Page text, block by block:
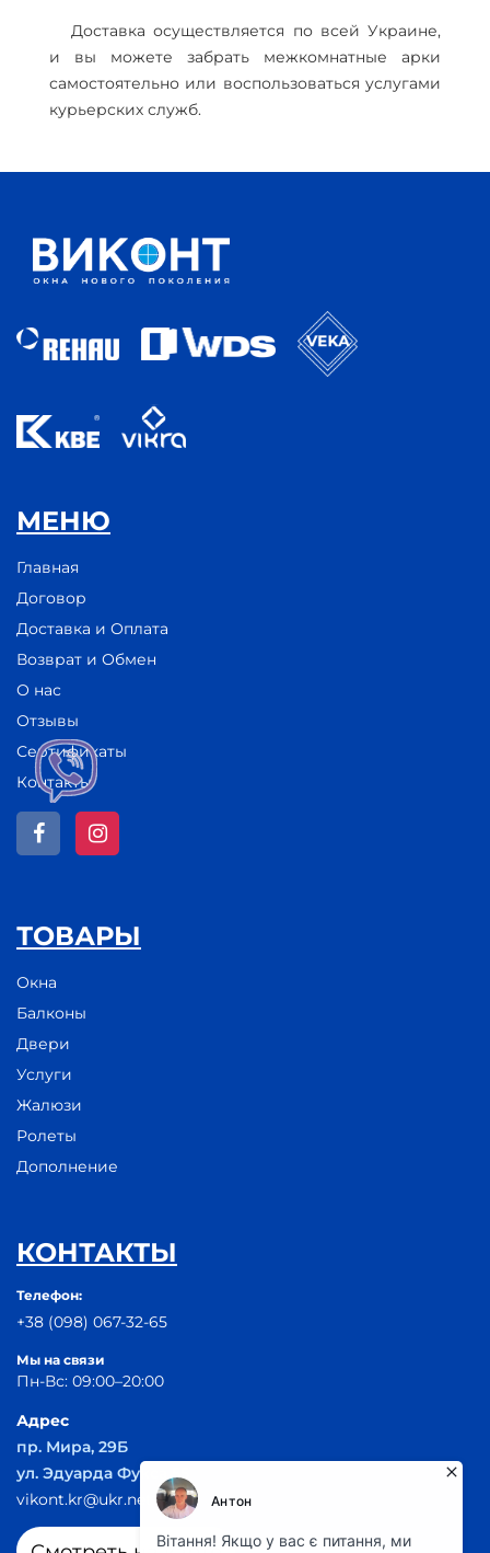
Доставка осуществляется по всей Украине,
и вы можете забрать межкомнатные арки
самостоятельно или воспользоваться услугами
курьерских служб.
МЕНЮ
Главная
Договор
Доставка и Оплата
Возврат и Обмен
О нас
Отзывы
Сертификаты
Контакты
ТОВАРЫ
Окна
Балконы
Двери
Услуги
Жалюзи
Ролеты
Дополнение
КОНТАКТЫ
Телефон:
+38 (098) 067-32-65
Мы на связи
Пн-Вс: 09:00–20:00
Адрес
пр. Мира, 29Б
ул. Эдуарда Фукса 55
vikont.kr@ukr.net